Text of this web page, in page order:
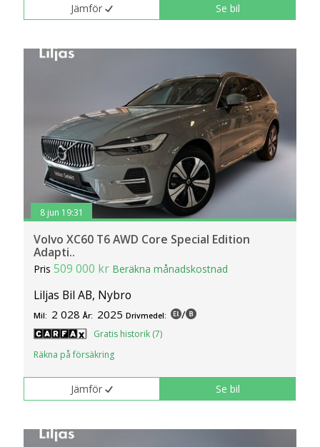
Jämför Se bil
8 jun 19:31
Volvo XC60 T6 AWD Core Special Edition
Adapti..
Pris509 000 kr Beräkna månadskostnad
Liljas Bil AB, Nybro
Mil: 2 028 År: 2025 Drivmedel: /
Gratis historik (7)
Räkna på försäkring
Jämför Se bil